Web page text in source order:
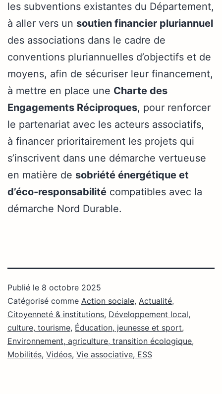
les subventions existantes du Département,
à aller vers un soutien financier pluriannuel
des associations dans le cadre de
conventions pluriannuelles d’objectifs et de
moyens, afin de sécuriser leur financement,
à mettre en place une Charte des
Engagements Réciproques, pour renforcer
le partenariat avec les acteurs associatifs,
à financer prioritairement les projets qui
s’inscrivent dans une démarche vertueuse
en matière de sobriété énergétique et
d’éco-responsabilité compatibles avec la
démarche Nord Durable.
Publié le 8 octobre 2025
Catégorisé comme Action sociale, Actualité,
Citoyenneté & institutions, Développement local,
culture, tourisme, Éducation, jeunesse et sport,
Environnement, agriculture, transition écologique,
Mobilités, Vidéos, Vie associative, ESS